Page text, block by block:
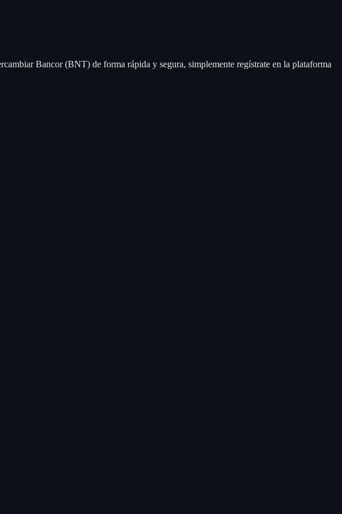
Bancor (BNT) de forma rápida y segura, simplemente regístrate en la plataforma